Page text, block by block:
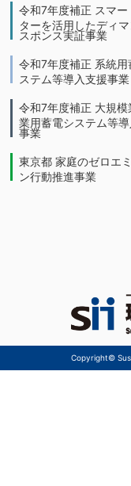
令和7年度補正 スマー
ターを活用したディ
スポンス実証事業
令和7年度補正 系統用
ステム等導入支援事業
令和7年度補正 大規模
業用蓄電システム等
事業
東京都 家庭のゼロエ
ン行動推進事業
Copyright©